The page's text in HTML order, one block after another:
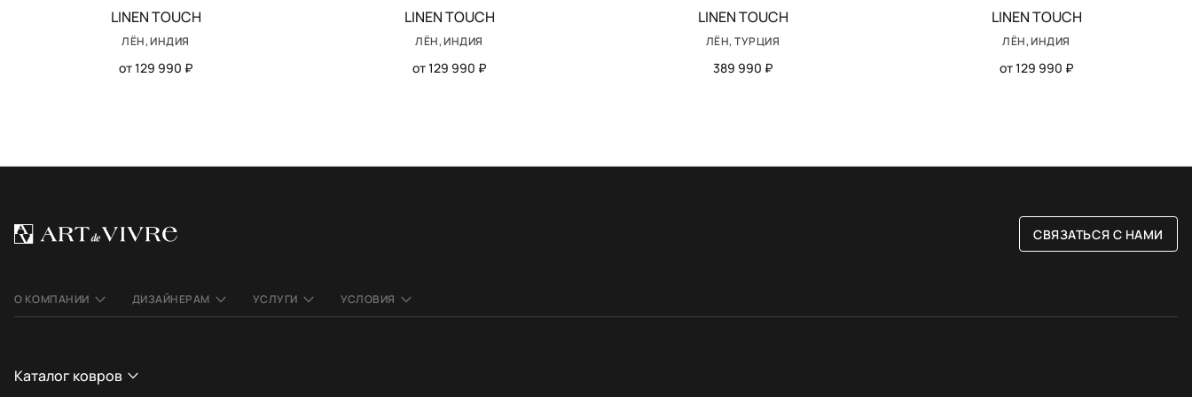
LINEN TOUCH
ЛЁН, ИНДИЯ
от 129 990 ₽
LINEN TOUCH
ЛЁН, ИНДИЯ
от 129 990 ₽
LINEN TOUCH
ЛЁН, ТУРЦИЯ
389 990 ₽
LINEN TOUCH
ЛЁН, ИНДИЯ
от 129 990 ₽
СВЯЗАТЬСЯ С НАМИ
О КОМПАНИИ ДИЗАЙНЕРАМ УСЛУГИ УСЛОВИЯ
Каталог ковров